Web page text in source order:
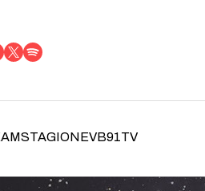
STAGIONEVB91TV